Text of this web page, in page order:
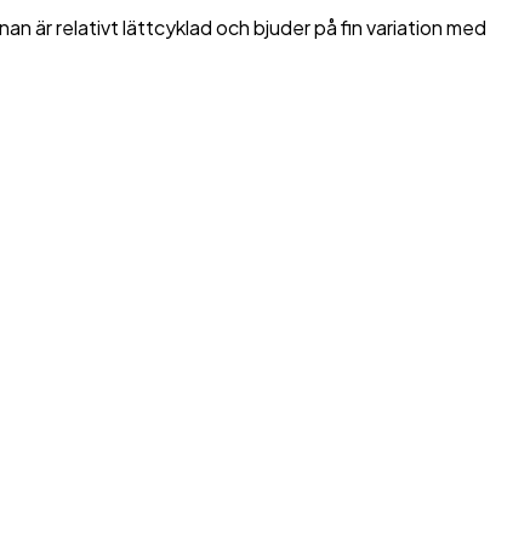
är relativt lättcyklad och bjuder på fin variation med